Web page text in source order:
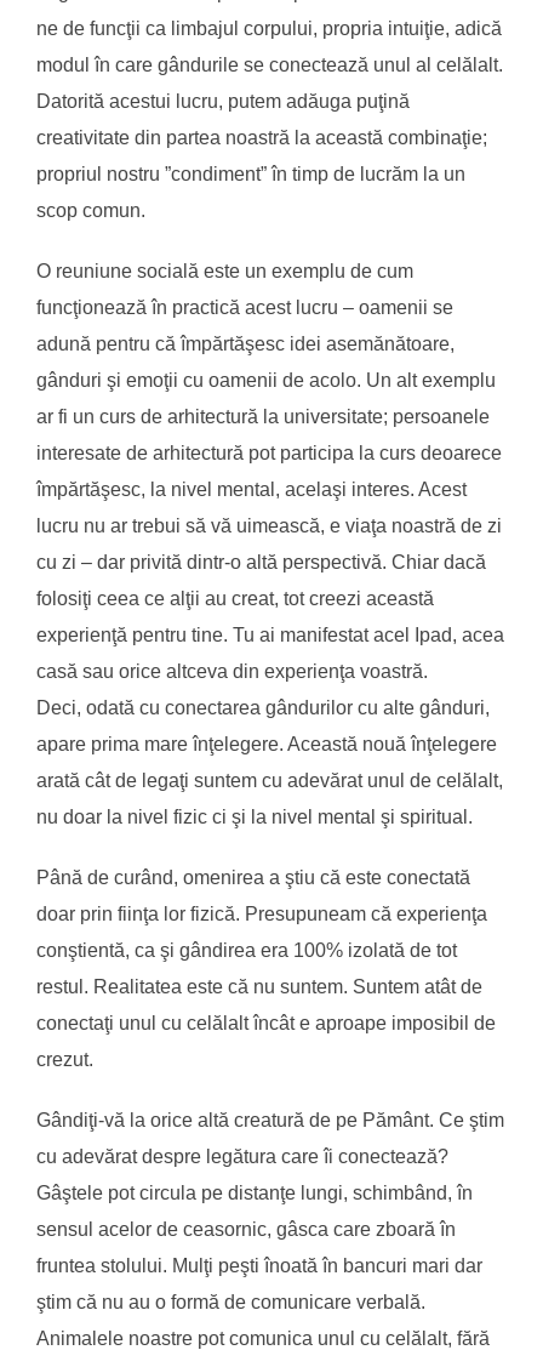
ne de funcţii ca limbajul corpului, propria intuiţie, adică
modul în care gândurile se conectează unul al celălalt.
Datorită acestui lucru, putem adăuga puţină
creativitate din partea noastră la această combinaţie;
propriul nostru ”condiment” în timp de lucrăm la un
scop comun.
O reuniune socială este un exemplu de cum
funcţionează în practică acest lucru – oamenii se
adună pentru că împărtăşesc idei asemănătoare,
gânduri şi emoţii cu oamenii de acolo. Un alt exemplu
ar fi un curs de arhitectură la universitate; persoanele
interesate de arhitectură pot participa la curs deoarece
împărtăşesc, la nivel mental, acelaşi interes. Acest
lucru nu ar trebui să vă uimească, e viaţa noastră de zi
cu zi – dar privită dintr-o altă perspectivă. Chiar dacă
folosiţi ceea ce alţii au creat, tot creezi această
experienţă pentru tine. Tu ai manifestat acel Ipad, acea
casă sau orice altceva din experienţa voastră.
Deci, odată cu conectarea gândurilor cu alte gânduri,
apare prima mare înţelegere. Această nouă înţelegere
arată cât de legaţi suntem cu adevărat unul de celălalt,
nu doar la nivel fizic ci şi la nivel mental şi spiritual.
Până de curând, omenirea a ştiu că este conectată
doar prin fiinţa lor fizică. Presupuneam că experienţa
conştientă, ca şi gândirea era 100% izolată de tot
restul. Realitatea este că nu suntem. Suntem atât de
conectaţi unul cu celălalt încât e aproape imposibil de
crezut.
Gândiţi-vă la orice altă creatură de pe Pământ. Ce ştim
cu adevărat despre legătura care îi conectează?
Gâştele pot circula pe distanţe lungi, schimbând, în
sensul acelor de ceasornic, gâsca care zboară în
fruntea stolului. Mulţi peşti înoată în bancuri mari dar
ştim că nu au o formă de comunicare verbală.
Animalele noastre pot comunica unul cu celălalt, fără